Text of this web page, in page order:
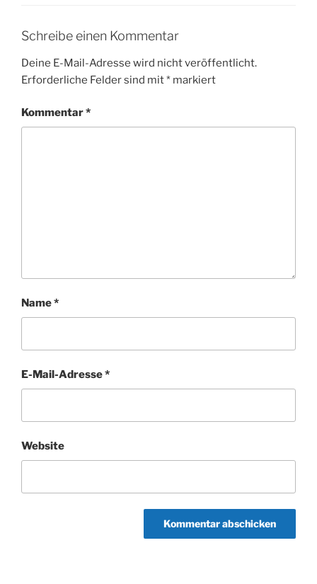
Schreibe einen Kommentar
Deine E-Mail-Adresse wird nicht veröffentlicht.
Erforderliche Felder sind mit* markiert
Kommentar*
Name*
E-Mail-Adresse*
Website